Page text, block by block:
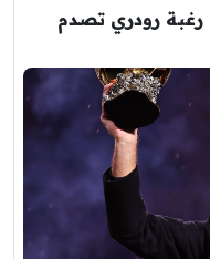
رغبة رودري تصدم